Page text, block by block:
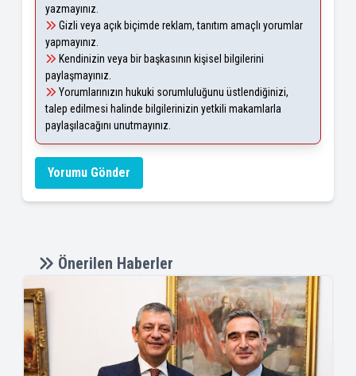
yazmayınız.
Gizli veya açık biçimde reklam, tanıtım amaçlı yorumlar
yapmayınız.
Kendinizin veya bir başkasının kişisel bilgilerini
paylaşmayınız.
Yorumlarınızın hukuki sorumluluğunu üstlendiğinizi,
talep edilmesi halinde bilgilerinizin yetkili makamlarla
paylaşılacağını unutmayınız.
Yorumu Gönder
Önerilen Haberler